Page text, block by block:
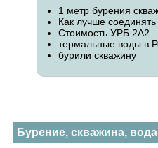
1 метр бурения
Как лучше
Стоимость УРБ 2А2
термальные воды в
бурили скважину
Бурение, скважина,